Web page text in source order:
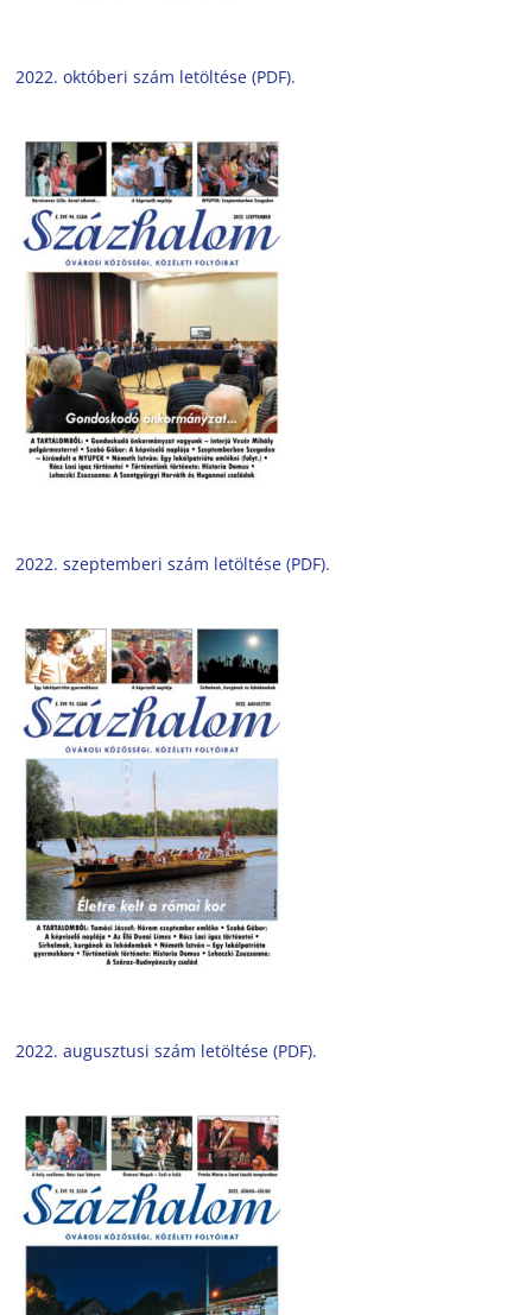
2022. októberi szám letöltése (PDF).
2022. szeptemberi szám letöltése (PDF).
2022. augusztusi szám letöltése (PDF).